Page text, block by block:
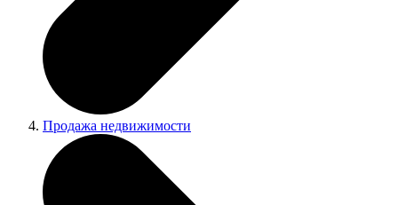
Продажа недвижимости